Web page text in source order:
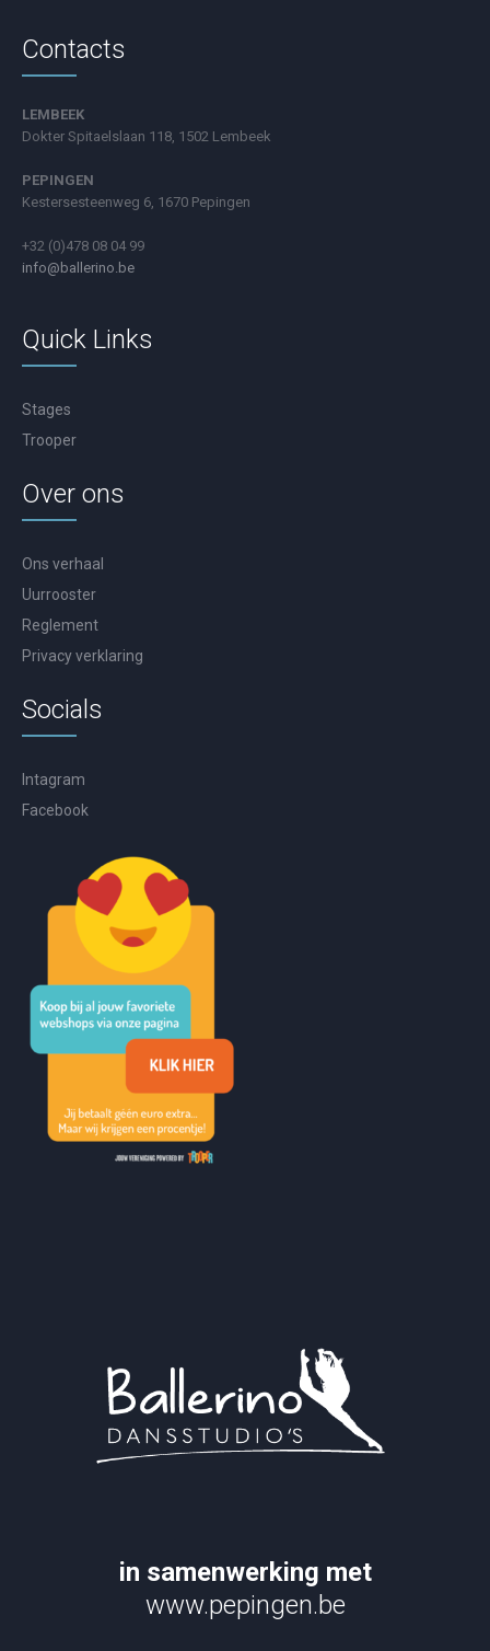
Contacts
LEMBEEK
Dokter Spitaelslaan 118, 1502 Lembeek
PEPINGEN
Kestersesteenweg 6, 1670 Pepingen
+32 (0)478 08 04 99
info@ballerino.be
Quick Links
Stages
Trooper
Over ons
Ons verhaal
Uurrooster
Reglement
Privacy verklaring
Socials
Intagram
Facebook
in samenwerking met
www.pepingen.be